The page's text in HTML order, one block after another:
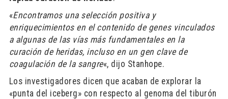
«Encontramos una selección positiva y
enriquecimientos en el contenido de genes vinculados
a algunas de las vías más fundamentales en la
curación de heridas, incluso en un gen clave de
coagulación de la sangre«, dijo Stanhope.
Los investigadores dicen que acaban de explorar la
«punta del iceberg» con respecto al genoma del tiburón